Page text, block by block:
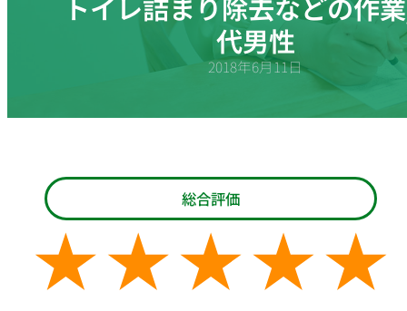
代男性
2018年6月11日
総合評価